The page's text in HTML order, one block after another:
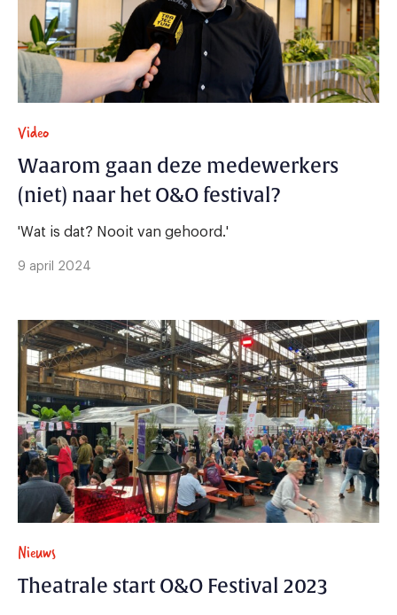
Video
Waarom gaan deze medewerkers
(niet) naar het O&O festival?
'Wat is dat? Nooit van gehoord.'
9 april 2024
Nieuws
Theatrale start O&O Festival 2023